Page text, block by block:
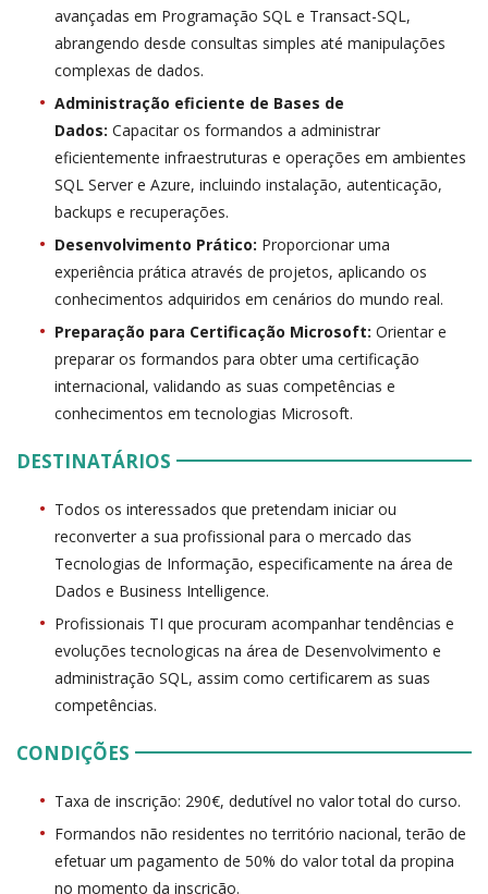
avançadas em Programação SQL e Transact-SQL,
abrangendo desde consultas simples até manipulações
complexas de dados.
Administração eficiente de Bases de
Dados: Capacitar os formandos a administrar
eficientemente infraestruturas e operações em ambientes
SQL Server e Azure, incluindo instalação, autenticação,
backups e recuperações.
Desenvolvimento Prático: Proporcionar uma
experiência prática através de projetos, aplicando os
conhecimentos adquiridos em cenários do mundo real.
Preparação para Certificação Microsoft: Orientar e
preparar os formandos para obter uma certificação
internacional, validando as suas competências e
conhecimentos em tecnologias Microsoft.
DESTINATÁRIOS
Todos os interessados que pretendam iniciar ou
reconverter a sua profissional para o mercado das
Tecnologias de Informação, especificamente na área de
Dados e Business Intelligence.
Profissionais TI que procuram acompanhar tendências e
evoluções tecnologicas na área de Desenvolvimento e
administração SQL, assim como certificarem as suas
competências.
CONDIÇÕES
Taxa de inscrição: 290€, dedutível no valor total do curso.
Formandos não residentes no território nacional, terão de
efetuar um pagamento de 50% do valor total da propina
no momento da inscrição.